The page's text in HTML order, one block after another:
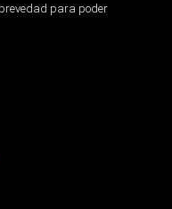
para poder